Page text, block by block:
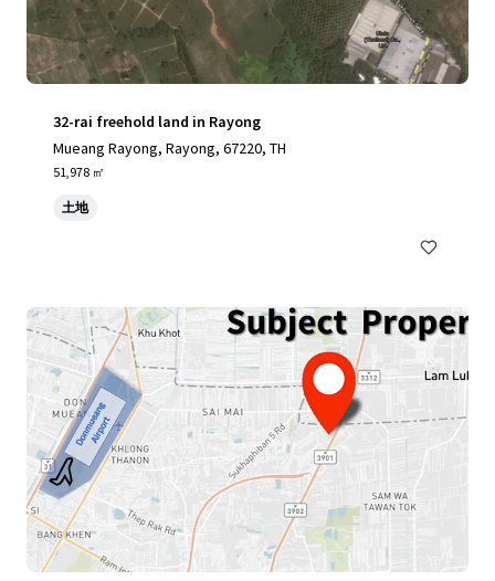
32-rai freehold land in Rayong
Mueang Rayong, Rayong, 67220, TH
51,978 ㎡
土地